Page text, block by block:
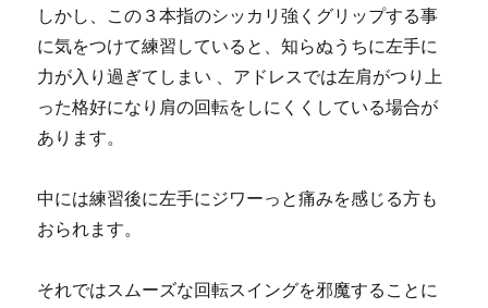
しかし、この３本指のシッカリ強くグリップする事
に気をつけて練習していると、知らぬうちに左手に
力が入り過ぎてしまい 、アドレスでは左肩がつり上
った格好になり肩の回転をしにくくしている場合が
あります。
中には練習後に左手にジワーっと痛みを感じる方も
おられます。
それではスムーズな回転スイングを邪魔することに